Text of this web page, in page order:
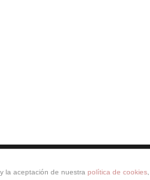
la aceptación de nuestra política de cookies